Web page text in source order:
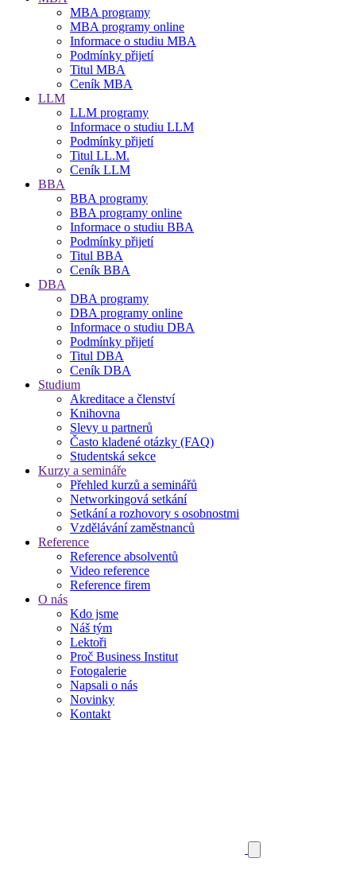
MBA programy
MBA programy online
Informace o studiu MBA
Podmínky přijetí
Titul MBA
Ceník MBA
LLM
LLM programy
Informace o studiu LLM
Podmínky přijetí
Titul LL.M.
Ceník LLM
BBA
BBA programy
BBA programy online
Informace o studiu BBA
Podmínky přijetí
Titul BBA
Ceník BBA
DBA
DBA programy
DBA programy online
Informace o studiu DBA
Podmínky přijetí
Titul DBA
Ceník DBA
Studium
Akreditace a členství
Knihovna
Slevy u partnerů
Často kladené otázky (FAQ)
Studentská sekce
Kurzy a semináře
Přehled kurzů a seminářů
Networkingová setkání
Setkání a rozhovory s osobnostmi
Vzdělávání zaměstnanců
Reference
Reference absolventů
Video reference
Reference firem
O nás
Kdo jsme
Náš tým
Lektoři
Proč Business Institut
Fotogalerie
Napsali o nás
Novinky
Kontakt